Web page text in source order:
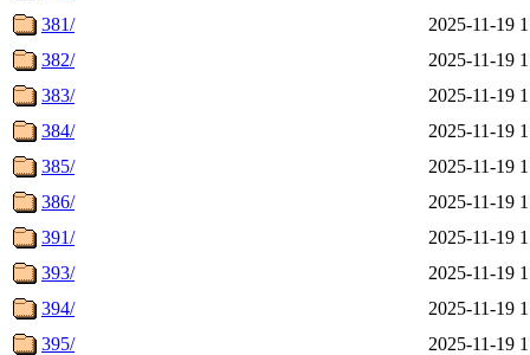
381/
2025-11-19
382/
2025-11-19
383/
2025-11-19
384/
2025-11-19
385/
2025-11-19
386/
2025-11-19
391/
2025-11-19
393/
2025-11-19
394/
2025-11-19
395/
2025-11-19